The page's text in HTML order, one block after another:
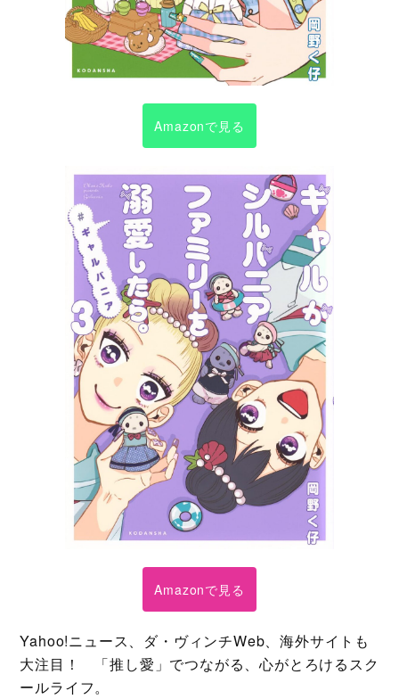
Amazonで見る
Amazonで見る
Yahoo!ニュース、ダ・ヴィンチWeb、海外サイトも
大注目！ 「推し愛」でつながる、心がとろけるスク
ールライフ。